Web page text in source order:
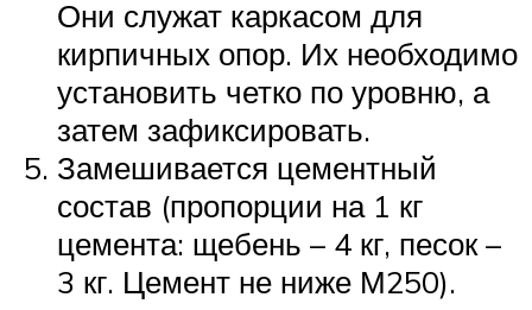
Они служат каркасом для
кирпичных опор. Их необходимо
установить четко по уровню, а
затем зафиксировать.
Замешивается цементный
состав (пропорции на 1 кг
цемента: щебень – 4 кг, песок –
3 кг. Цемент не ниже М250).